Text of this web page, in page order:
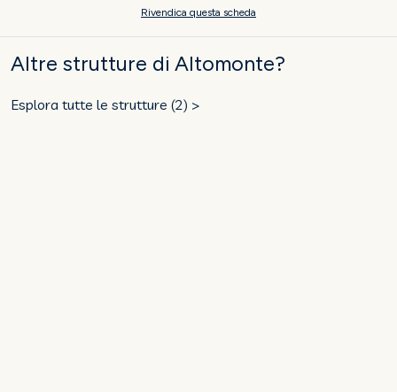
Rivendica questa scheda
Altre strutture di Altomonte?
Esplora tutte le strutture (2) >